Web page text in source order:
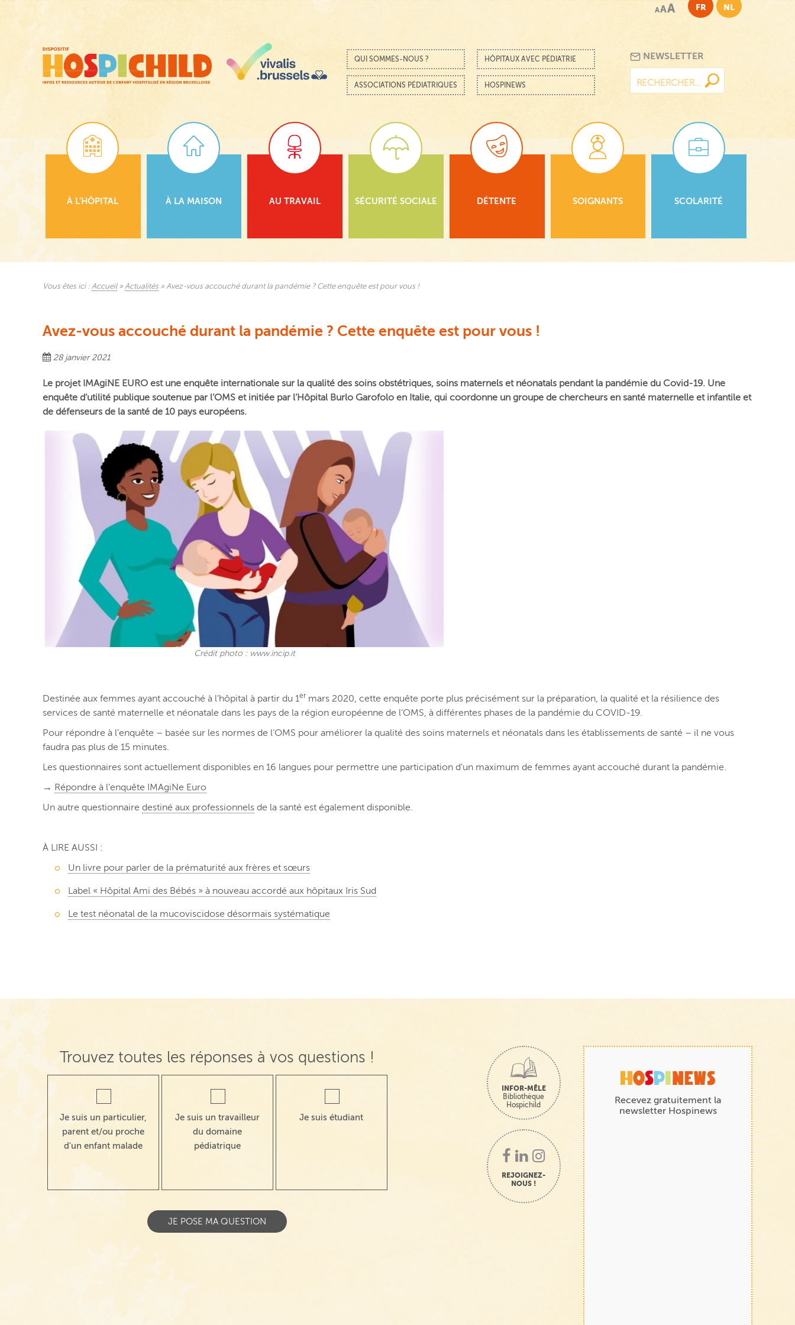
principal
AAA FR NL
Menu
Passer au contenu
QUI SOMMES-NOUS ? HÔPITAUX AVEC PÉDIATRIE
ASSOCIATIONS PÉDIATRIQUES HOSPINEWS
NEWSLETTER
À L’HÔPITAL À LA MAISON AU TRAVAIL SÉCURITÉ SOCIALE DÉTENTE SOIGNANTS SCOLARITÉ
Vous êtes ici : Accueil» Actualités » Avez-vous accouché durant la pandémie ? Cette enquête est pour vous !
Avez-vous accouché durant la pandémie ? Cette enquête est pour vous !
28 janvier 2021
Le projet IMAgiNE EURO est une enquête internationale sur la qualité des soins obstétriques, soins maternels et néonatals pendant la pandémie du Covid-19. Une
enquête d’utilité publique soutenue par l’OMS et initiée par l’Hôpital Burlo Garofolo en Italie, qui coordonne un groupe de chercheurs en santé maternelle et infantile et
de défenseurs de la santé de 10 pays européens.
Crédit photo : www.incip.it
Destinée aux femmes ayant accouché à l’hôpital à partir du 1er mars 2020, cette enquête porte plus précisément sur la préparation, la qualité et la résilience des
services de santé maternelle et néonatale dans les pays de la région européenne de l’OMS, à différentes phases de la pandémie du COVID-19.
Pour répondre à l’enquête – basée sur les normes de l’OMS pour améliorer la qualité des soins maternels et néonatals dans les établissements de santé – il ne vous
faudra pas plus de 15 minutes.
Les questionnaires sont actuellement disponibles en 16 langues pour permettre une participation d’un maximum de femmes ayant accouché durant la pandémie.
→ Répondre à l’enquête IMAgiNe Euro
Un autre questionnaire destiné aux professionnels de la santé est également disponible.
À LIRE AUSSI :
Un livre pour parler de la prématurité aux frères et sœurs
Label « Hôpital Ami des Bébés » à nouveau accordé aux hôpitaux Iris Sud
Le test néonatal de la mucoviscidose désormais systématique
Trouvez toutes les réponses à vos questions !
Je suis un particulier,
parent et/ou proche
d'un enfant malade
Je suis un travailleur
du domaine
pédiatrique
Je suis étudiant
INFOR-MÊLE
Bibliothèque
Hospichild
REJOIGNEZ-
NOUS !
Recevez gratuitement la
newsletter Hospinews